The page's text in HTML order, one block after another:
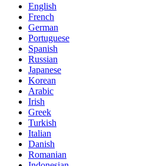
English
French
German
Portuguese
Spanish
Russian
Japanese
Korean
Arabic
Irish
Greek
Turkish
Italian
Danish
Romanian